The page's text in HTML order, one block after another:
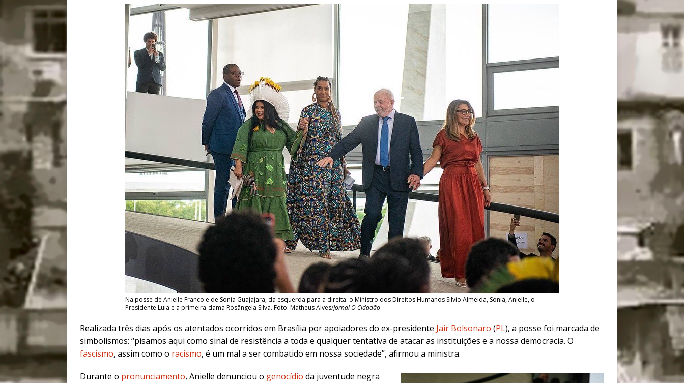
Na posse de Anielle Franco e de Sonia Guajajara, da esquerda para a direita: o Ministro dos Direitos Humanos Silvio Almeida, Sonia, Anielle, o
Presidente Lula e a primeira-dama Rosângela Silva. Foto: Matheus Alves/Jornal O Cidadão
Realizada três dias após os atentados ocorridos em Brasília por apoiadores do ex-presidente Jair Bolsonaro (PL), a posse foi marcada de
simbolismos: “pisamos aqui como sinal de resistência a toda e qualquer tentativa de atacar as instituições e a nossa democracia. O
fascismo, assim como o racismo, é um mal a ser combatido em nossa sociedade”, afirmou a ministra.
Durante o pronunciamento, Anielle denunciou o genocídio da juventude negra